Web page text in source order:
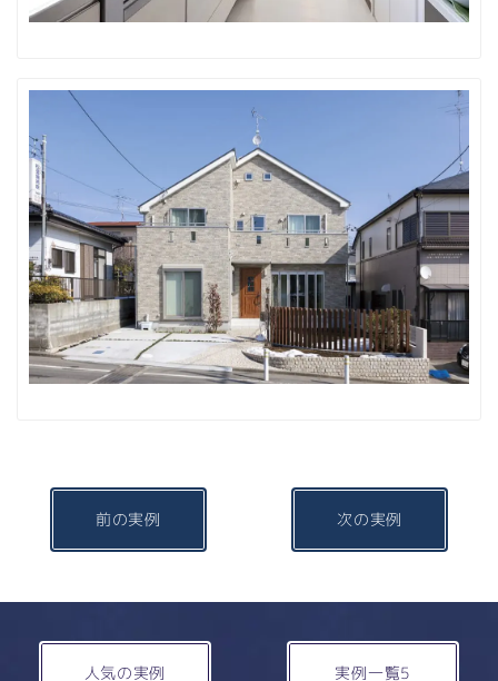
前の実例 次の実例
人気の実例 実例一覧5